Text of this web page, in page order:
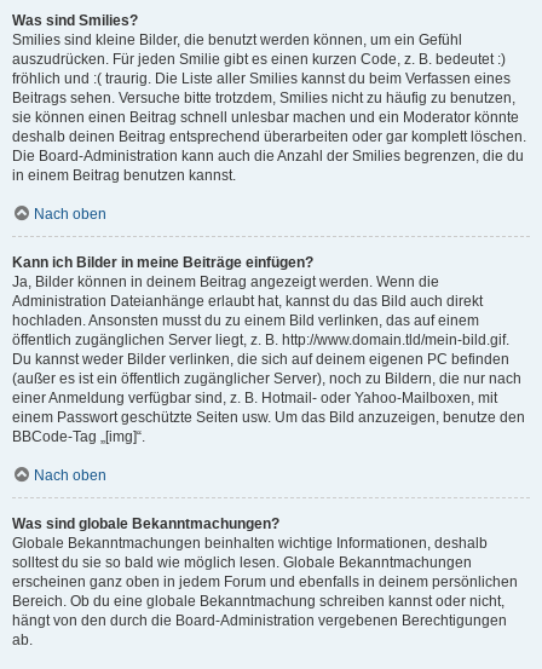
Was sind Smilies?
Smilies sind kleine Bilder, die benutzt werden können, um ein Gefühl
auszudrücken. Für jeden Smilie gibt es einen kurzen Code, z. B. bedeutet :)
fröhlich und :( traurig. Die Liste aller Smilies kannst du beim Verfassen eines
Beitrags sehen. Versuche bitte trotzdem, Smilies nicht zu häufig zu benutzen,
sie können einen Beitrag schnell unlesbar machen und ein Moderator könnte
deshalb deinen Beitrag entsprechend überarbeiten oder gar komplett löschen.
Die Board-Administration kann auch die Anzahl der Smilies begrenzen, die du
in einem Beitrag benutzen kannst.
Nach oben
Kann ich Bilder in meine Beiträge einfügen?
Ja, Bilder können in deinem Beitrag angezeigt werden. Wenn die
Administration Dateianhänge erlaubt hat, kannst du das Bild auch direkt
hochladen. Ansonsten musst du zu einem Bild verlinken, das auf einem
öffentlich zugänglichen Server liegt, z. B. http://www.domain.tld/mein-bild.gif.
Du kannst weder Bilder verlinken, die sich auf deinem eigenen PC befinden
(außer es ist ein öffentlich zugänglicher Server), noch zu Bildern, die nur nach
einer Anmeldung verfügbar sind, z. B. Hotmail- oder Yahoo-Mailboxen, mit
einem Passwort geschützte Seiten usw. Um das Bild anzuzeigen, benutze den
BBCode-Tag „[img]“.
Nach oben
Was sind globale Bekanntmachungen?
Globale Bekanntmachungen beinhalten wichtige Informationen, deshalb
solltest du sie so bald wie möglich lesen. Globale Bekanntmachungen
erscheinen ganz oben in jedem Forum und ebenfalls in deinem persönlichen
Bereich. Ob du eine globale Bekanntmachung schreiben kannst oder nicht,
hängt von den durch die Board-Administration vergebenen Berechtigungen
ab.